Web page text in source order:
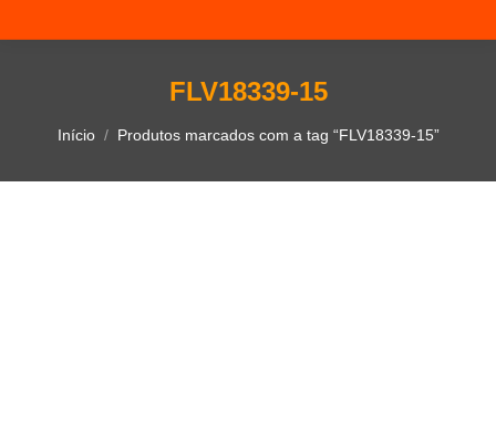
FLV18339-15
Você está aqui:
Início Produtos marcados com a tag “FLV18339-15”